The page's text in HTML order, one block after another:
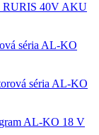
RURIS 40V AKU
AL-KO
AL-KO
AL-KO 18 V